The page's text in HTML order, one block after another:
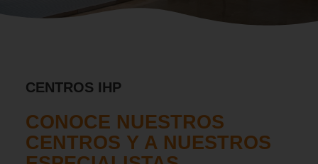
CENTROS IHP
CONOCE NUESTROS
CENTROS Y A NUESTROS